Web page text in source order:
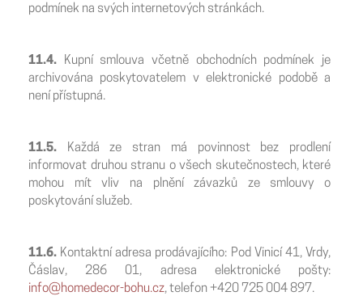
podmínek na svých internetových stránkách.
11.4.
Kupní smlouva včetně obchodních podmínek je
archivována poskytovatelem v elektronické podobě a
není přístupná.
11.5.
Každá ze stran má povinnost bez prodlení
informovat druhou stranu o všech skutečnostech, které
mohou mít vliv na plnění závazků ze smlouvy o
poskytování služeb.
11.6. Kontaktní adresa prodávajícího: Pod Vinicí 41, Vrdy,
Čáslav, 286 01, adresa elektronické pošty:
info@homedecor-bohu.cz, telefon +420 725 004 897.